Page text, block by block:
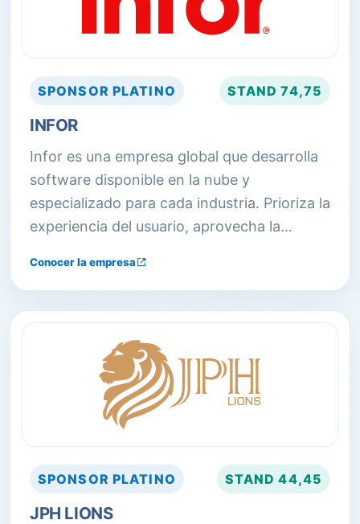
SPONSOR PLATINO STAND74,75
INFOR
Infor es una empresa global que desarrolla
software disponible en la nube y
especializado para cada industria. Prioriza la
experiencia del usuario, aprovecha la
sistemas existentes. Ofrece soluciones de
Conocer la empresa
SPONSOR PLATINO STAND44,45
JPH LIONS